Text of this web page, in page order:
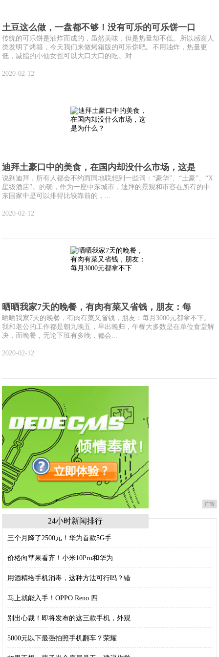
土豆这么做，一盘都不够！没有可乐的可乐饼一口
传统的可乐饼是油炸而成的，虽然美味，但是热量却不低。所以感谢人
类发明了烤箱，今天我们来做烤箱版的可乐饼吧。不用油炸，热量更
低，减脂的小仙女也可以大口大口的吃。对...
2020-02-12
迪拜土豪口中的美食，在国内却没什么市场，这是
说到迪拜，所有人都会不约而同地联想到一些词：“豪华”、“土豪”、“X
星级酒店”。的确，作为一座中东城市，迪拜的景观和市容在所有的中
东国家中是可以排得比较靠前的，...
2020-02-12
晒晒我家7天的晚餐，有肉有菜又省钱，朋友：每
晒晒我家7天的晚餐，有肉有菜又省钱，朋友：每月3000元都拿不下。
我和老公的工作都是朝九晚五，早出晚归，午餐大多数是在单位食堂解
决，而晚餐，无论下班有多晚，都会...
2020-02-12
广告
24小时新闻排行
三个月降了2500元！华为首款5G手
价格向苹果看齐！小米10Pro和华为
用酒精给手机消毒，这种方法可行吗？错
马上就能入手！OPPO Reno 四
别出心裁！即将发布的这三款手机，外观
5000元以下最强拍照手机翻车？荣耀